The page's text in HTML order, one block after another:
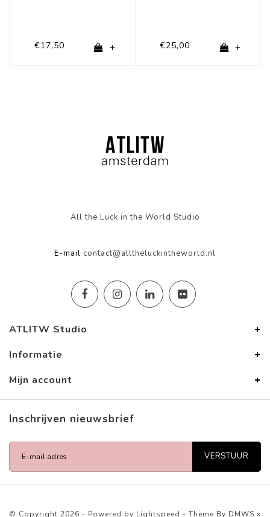
€17,50 + €25,00 +
All the Luck in the World Studio
E-mail contact@alltheluckintheworld.nl
ATLITW Studio
Informatie
Mijn account
Inschrijven nieuwsbrief
VERSTUUR
© Copyright 2026 - Powered by Lightspeed - Theme By DMWS x